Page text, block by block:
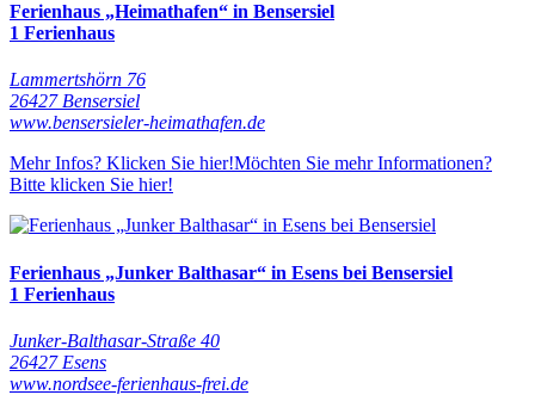
Ferienhaus „Heimathafen“ in Bensersiel
1 Ferienhaus
Lammertshörn 76
26427 Bensersiel
www.bensersieler-heimathafen.de
Mehr Infos? Klicken Sie hier!Möchten Sie mehr Informationen?
Bitte klicken Sie hier!
Ferienhaus „Junker Balthasar“ in Esens bei Bensersiel
1 Ferienhaus
Junker-Balthasar-Straße 40
26427 Esens
www.nordsee-ferienhaus-frei.de